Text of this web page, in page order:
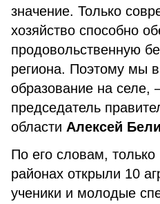
значение. Только
хозяйство способно
продовольственную
региона. Поэтому мы
образование на селе,
председатель
области Алексей
По его словам, только
районах открыли 10
ученики и молодые